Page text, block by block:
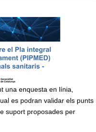
una enquesta en línia,
es podran validar els punts
suport proposades per